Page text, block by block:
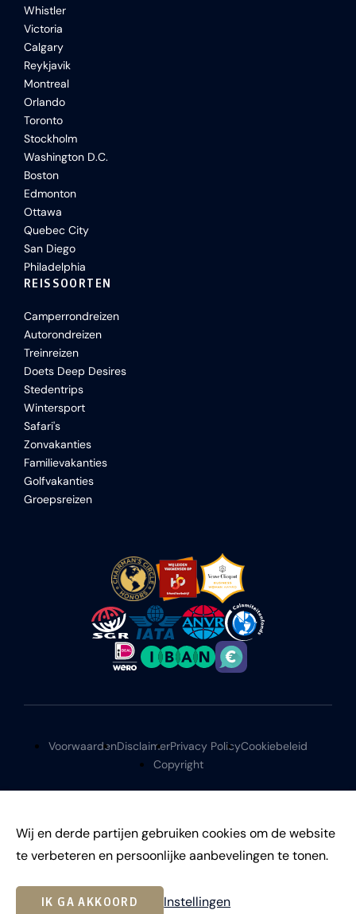
Wij en derde partijen gebruiken cookies om de website
te verbeteren en persoonlijke aanbevelingen te tonen.
IK GA AKKOORD Instellingen
Whistler
Victoria
Calgary
Reykjavik
Montreal
Orlando
Toronto
Stockholm
Washington D.C.
Boston
Edmonton
Ottawa
Quebec City
San Diego
Philadelphia
REISSOORTEN
Camperrondreizen
Autorondreizen
Treinreizen
Doets Deep Desires
Stedentrips
Wintersport
Safari's
Zonvakanties
Familievakanties
Golfvakanties
Groepsreizen
VoorwaardenDisclaimerPrivacy PolicyCookiebeleid
Copyright
©2026